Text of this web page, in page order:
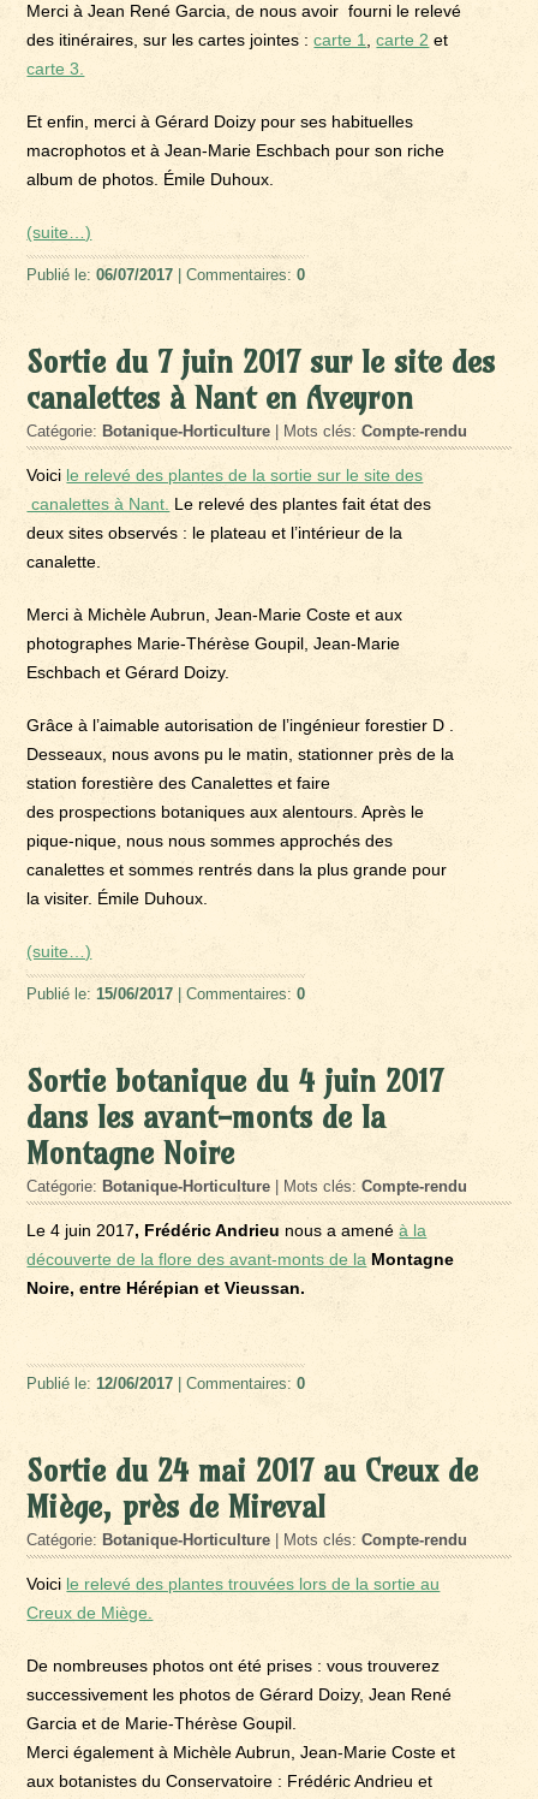
Merci à Jean René Garcia, de nous avoir fourni le relevé
des itinéraires, sur les cartes jointes :carte 1 ,carte 2 et
carte 3.
Et enfin, merci à Gérard Doizy pour ses habituelles
macrophotos et à Jean-Marie Eschbach pour son riche
album de photos. Émile Duhoux.
(suite…)
Publié le:06/07/2017 | Commentaires:0
Sortie du 7 juin 2017 sur le site des
canalettes à Nant en Aveyron
Catégorie: Botanique-Horticulture | Mots clés:Compte-rendu
Voici le relevé des plantes de la sortie sur le site des
canalettes à Nant. Le relevé des plantes fait état des
deux sites observés : le plateau et l’intérieur de la
canalette.
Merci à Michèle Aubrun, Jean-Marie Coste et aux
photographes Marie-Thérèse Goupil, Jean-Marie
Eschbach et Gérard Doizy.
Grâce à l’aimable autorisation de l’ingénieur forestier D .
Desseaux, nous avons pu le matin, stationner près de la
station forestière des Canalettes et faire
des prospections botaniques aux alentours. Après le
pique-nique, nous nous sommes approchés des
canalettes et sommes rentrés dans la plus grande pour
la visiter. Émile Duhoux.
(suite…)
Publié le:15/06/2017 | Commentaires:0
Sortie botanique du 4 juin 2017
dans les avant-monts de la
Montagne Noire
Catégorie: Botanique-Horticulture | Mots clés:Compte-rendu
Le 4 juin 2017, Frédéric Andrieu nous a amenéà la
découverte de la flore des avant-monts de la Montagne
Noire, entre Hérépian et Vieussan.
Publié le:12/06/2017 | Commentaires:0
Sortie du 24 mai 2017 au Creux de
Miège, près de Mireval
Catégorie: Botanique-Horticulture | Mots clés:Compte-rendu
Voici le relevé des plantes trouvées lors de la sortie au
Creux de Miège.
De nombreuses photos ont été prises : vous trouverez
successivement les photos de Gérard Doizy, Jean René
Garcia et de Marie-Thérèse Goupil.
Merci également à Michèle Aubrun, Jean-Marie Coste et
aux botanistes du Conservatoire : Frédéric Andrieu et